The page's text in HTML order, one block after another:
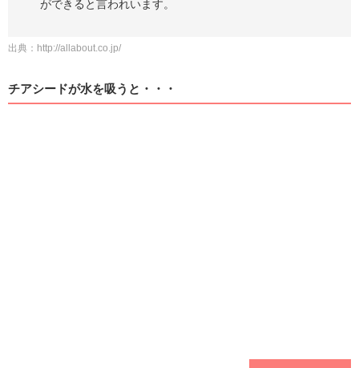
ができると言われいます。
出典： http://allabout.co.jp/
チアシードが水を吸うと・・・